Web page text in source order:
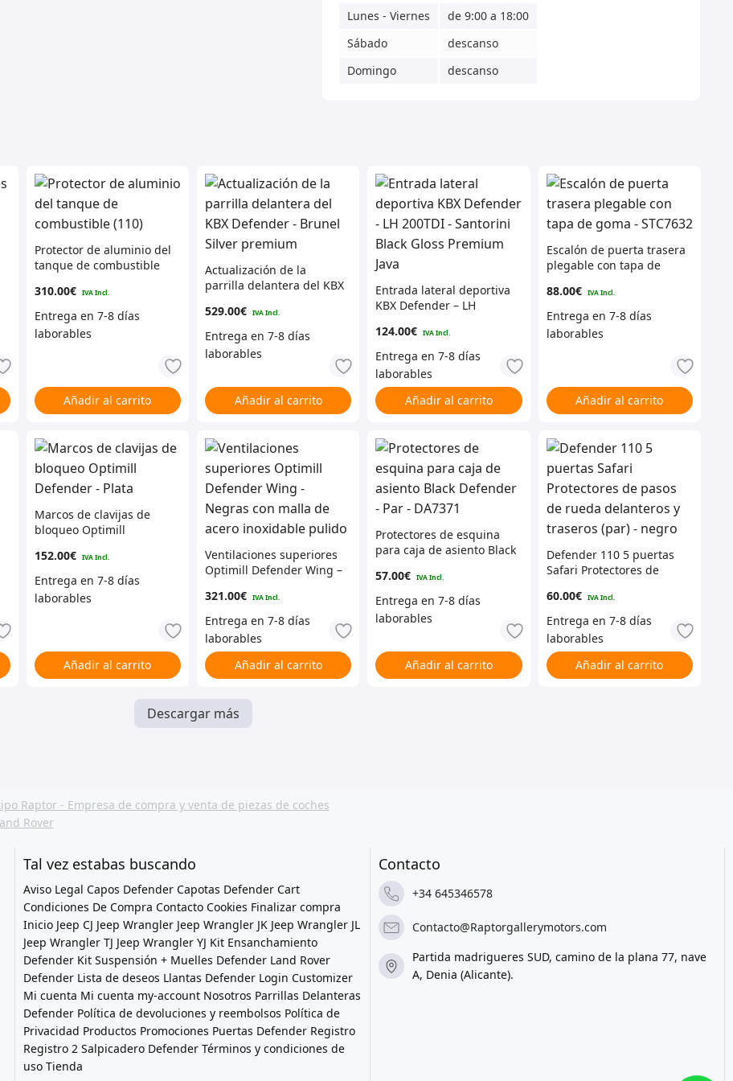
Lunes - Viernes
de 9:00 a 18:00
Sábado
descanso
Domingo
descanso
Protector de aluminio del
tanque de combustible
310.00€
Añadir al carrito
Actualización de la
parrilla delantera del KBX
premium
529.00€
Añadir al carrito
Entrada lateral deportiva
KBX Defender – LH
Gloss Premium Java
124.00€
Añadir al carrito
Escalón de puerta trasera
plegable con tapa de
88.00€
Añadir al carrito
Marcos de clavijas de
bloqueo Optimill
152.00€
Añadir al carrito
Ventilaciones superiores
Optimill Defender Wing –
acero inoxidable pulido
321.00€
Añadir al carrito
Protectores de esquina
para caja de asiento Black
57.00€
Añadir al carrito
Defender 110 5 puertas
Safari Protectores de
delanteros y traseros
(par) – negro
60.00€
Añadir al carrito
Descargar más
Tal vez estabas buscando
Aviso Legal Capos Defender Capotas Defender Cart
Condiciones De Compra Contacto Cookies Finalizar compra
Inicio Jeep CJ Jeep Wrangler Jeep Wrangler JK Jeep Wrangler JL
Jeep Wrangler TJ Jeep Wrangler YJ Kit Ensanchamiento
Defender Kit Suspensión + Muelles Defender Land Rover
Defender Lista de deseos Llantas Defender Login Customizer
Mi cuenta Mi cuenta my-account Nosotros Parrillas Delanteras
Defender Política de devoluciones y reembolsos Política de
Privacidad Productos Promociones Puertas Defender Registro
Registro 2 Salpicadero Defender Términos y condiciones de
uso Tienda
Contacto
+34 645346578
Contacto@Raptorgallerymotors.com
Partida madrigueres SUD, camino de la plana 77, nave
A, Denia (Alicante).